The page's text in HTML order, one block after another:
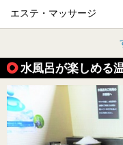
エステ・マッサージ
水風呂が楽しめる